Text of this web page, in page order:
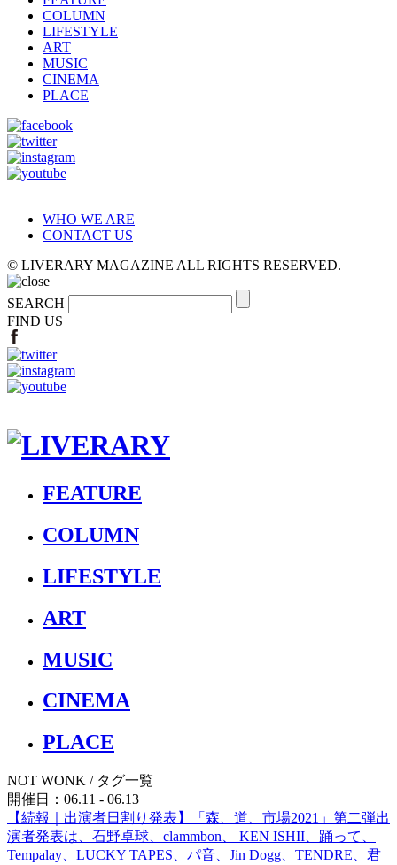
COLUMN
LIFESTYLE
ART
MUSIC
CINEMA
PLACE
WHO WE ARE
CONTACT US
© LIVERARY MAGAZINE ALL RIGHTS RESERVED.
SEARCH
FIND US
FEATURE
COLUMN
LIFESTYLE
ART
MUSIC
CINEMA
PLACE
NOT WONK / タグ一覧
開催日：06.11 - 06.13
【続報｜出演者日割り発表】「森、道、市場2021」第二弾出
演者発表は、石野卓球、clammbon、 KEN ISHII、踊って、
Tempalay、LUCKY TAPES、パ音、Jin Dogg、TENDRE、君